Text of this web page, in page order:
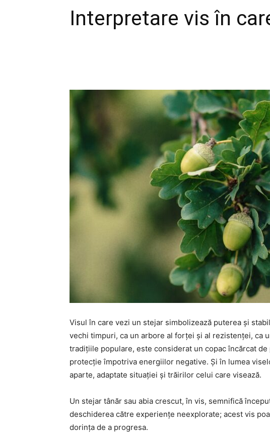
Interpretare vis în
Visul în care vezi un stejar simbolizează puterea și
vechi timpuri, ca un arbore al forței și al rezistenței, ca
tradițiile populare, este considerat un copac încărcat
protecție împotriva energiilor negative. Și în lumea
aparte, adaptate situației și trăirilor celui care visează.
Un stejar tânăr sau abia crescut, în vis, semnifică
deschiderea către experiențe neexplorate; acest vis
dorința de a progresa.